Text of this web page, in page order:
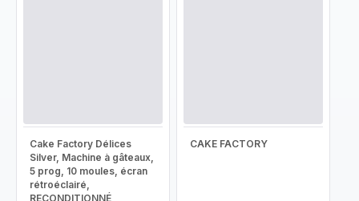
Cake Factory Délices
Silver, Machine à gâteaux,
5 prog, 10 moules, écran
rétroéclairé,
RECONDITIONNÉ
CAKE FACTORY